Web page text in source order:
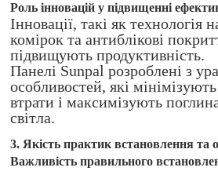
Роль інновацій у підвищенні
Інновації, такі як технологія
комірок та антиблікові
підвищують продуктивність.
Панелі Sunpal розроблені з
особливостей, які
втрати і максимізують
світла.
3. Якість практик встановлення та
Важливість правильного